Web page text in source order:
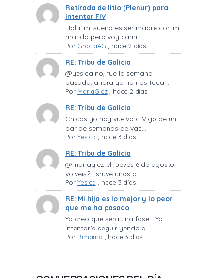
Retirada de litio (Plenur) para
intentar FIV
Hola, mi sueño es ser madre con mi
marido pero voy cami...
Por GraciaAG , hace 2 días
RE: Tribu de Galicia
@yesica no, fue la semana
pasada, ahora ya no nos toca ...
Por MariaGlez, hace 2 días
RE: Tribu de Galicia
Chicas yo hoy vuelvo a Vigo de un
par de semanas de vac...
Por Yesica , hace 3 días
RE: Tribu de Galicia
@mariaglez el jueves 6 de agosto
volveis? Esruve unos d...
Por Yesica , hace 3 días
RE: Mi hija es lo mejor y lo peor
que me ha pasado
Yo creo que será una fase… Yo
intentaría seguir yendo a...
Por Bimama , hace 3 días